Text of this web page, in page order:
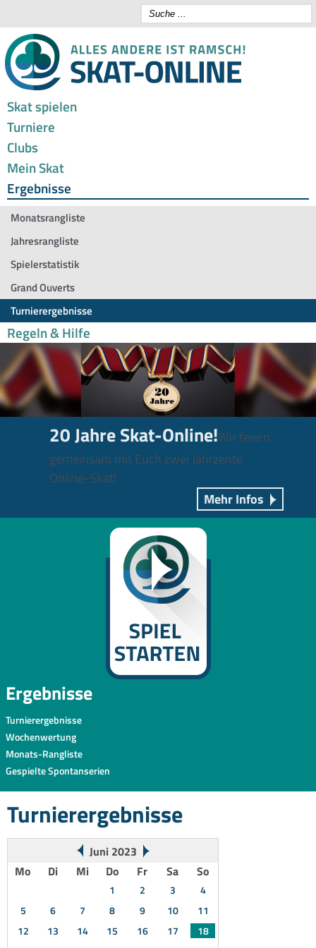
Skat spielen
Turniere
Clubs
Mein Skat
Ergebnisse
Monatsrangliste
Jahresrangliste
Spielerstatistik
Grand Ouverts
Turnierergebnisse
Regeln & Hilfe
20 Jahre Skat-Online!Wir feiern
gemeinsam mit Euch zwei Jahrzente
Online-Skat!
Mehr Infos
Ergebnisse
Turnierergebnisse
Wochenwertung
Monats-Rangliste
Gespielte Spontanserien
Turnierergebnisse
Juni 2023
Mo
Di Mi Do Fr Sa So
1 2 3
4
5
6 7 8 9 10
11
12
13 14 15 16 17
18